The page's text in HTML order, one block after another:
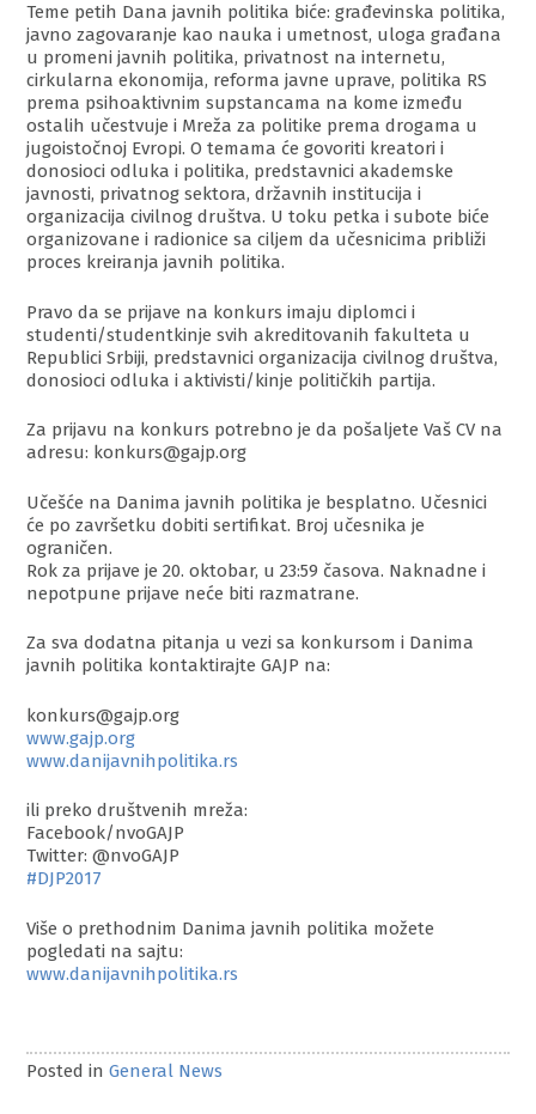
Teme petih Dana javnih politika biće: građevinska politika,
javno zagovaranje kao nauka i umetnost, uloga građana
u promeni javnih politika, privatnost na internetu,
cirkularna ekonomija, reforma javne uprave, politika RS
prema psihoaktivnim supstancama na kome između
ostalih učestvuje i Mreža za politike prema drogama u
jugoistočnoj Evropi. O temama će govoriti kreatori i
donosioci odluka i politika, predstavnici akademske
javnosti, privatnog sektora, državnih institucija i
organizacija civilnog društva. U toku petka i subote biće
organizovane i radionice sa ciljem da učesnicima približi
proces kreiranja javnih politika.
Pravo da se prijave na konkurs imaju diplomci i
studenti/studentkinje svih akreditovanih fakulteta u
Republici Srbiji, predstavnici organizacija civilnog društva,
donosioci odluka i aktivisti/kinje političkih partija.
Za prijavu na konkurs potrebno je da pošaljete Vaš CV na
adresu: konkurs@gajp.org
Učešće na Danima javnih politika je besplatno. Učesnici
će po završetku dobiti sertifikat. Broj učesnika je
ograničen.
Rok za prijave je 20. oktobar, u 23:59 časova. Naknadne i
nepotpune prijave neće biti razmatrane.
Za sva dodatna pitanja u vezi sa konkursom i Danima
javnih politika kontaktirajte GAJP na:
konkurs@gajp.org
www.gajp.org
www.danijavnihpolitika.rs
ili preko društvenih mreža:
Facebook/nvoGAJP
Twitter: @nvoGAJP
#DJP2017
Više o prethodnim Danima javnih politika možete
pogledati na sajtu:
www.danijavnihpolitika.rs
Posted inGeneral News